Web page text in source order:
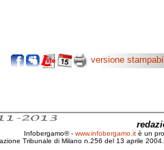
versione
Infobergamo® - www.infobergamo.it è un
Tribunale di Milano n.256 del 13 aprile